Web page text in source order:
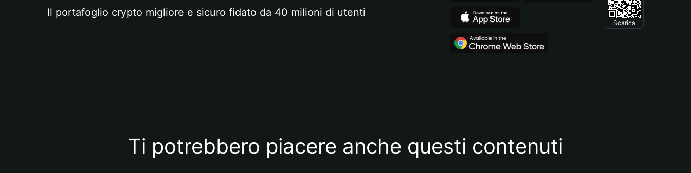
Il portafoglio crypto migliore e sicuro fidato da 40 milioni di utenti
Scarica
Ti potrebbero piacere anche questi contenuti